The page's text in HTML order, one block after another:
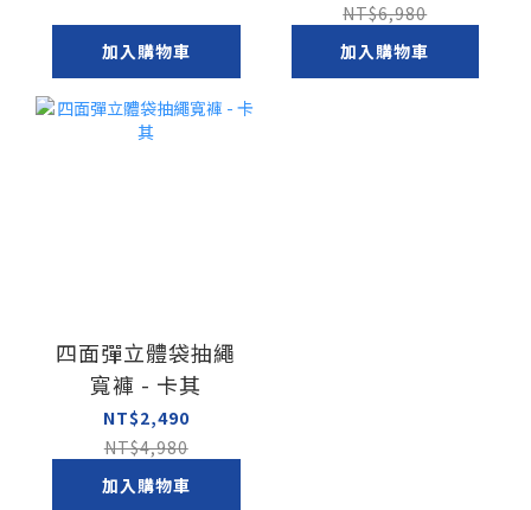
加入購物車
NT$6,980
加入購物車
四面彈立體袋抽繩
寬褲 - 卡其
NT$2,490
NT$4,980
加入購物車